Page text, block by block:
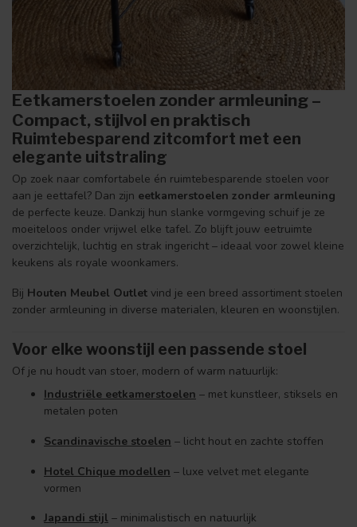
Eetkamerstoelen zonder armleuning –
Compact, stijlvol en praktisch
Ruimtebesparend zitcomfort met een
elegante uitstraling
Op zoek naar comfortabele én ruimtebesparende stoelen voor
aan je eettafel? Dan zijn eetkamerstoelen zonder armleuning
de perfecte keuze. Dankzij hun slanke vormgeving schuif je ze
moeiteloos onder vrijwel elke tafel. Zo blijft jouw eetruimte
overzichtelijk, luchtig en strak ingericht – ideaal voor zowel kleine
keukens als royale woonkamers.
Bij Houten Meubel Outlet vind je een breed assortiment stoelen
zonder armleuning in diverse materialen, kleuren en woonstijlen.
Voor elke woonstijl een passende stoel
Of je nu houdt van stoer, modern of warm natuurlijk:
Industriële eetkamerstoelen – met kunstleer, stiksels en
metalen poten
Scandinavische stoelen – licht hout en zachte stoffen
Hotel Chique modellen – luxe velvet met elegante
vormen
Japandi stijl – minimalistisch en natuurlijk